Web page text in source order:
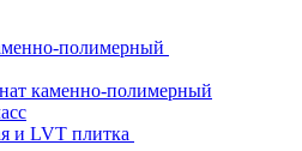
полимерный
каменно-полимерный
и LVT плитка